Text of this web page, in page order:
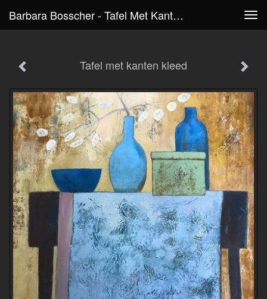
Barbara Bosscher - Tafel Met Kanten Kleed
Tafel met kanten kleed